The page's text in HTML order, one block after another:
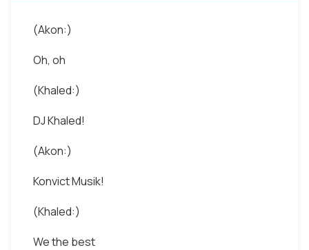
(Akon:)
Oh, oh
(Khaled:)
DJ Khaled!
(Akon:)
Konvict Musik!
(Khaled:)
We the best